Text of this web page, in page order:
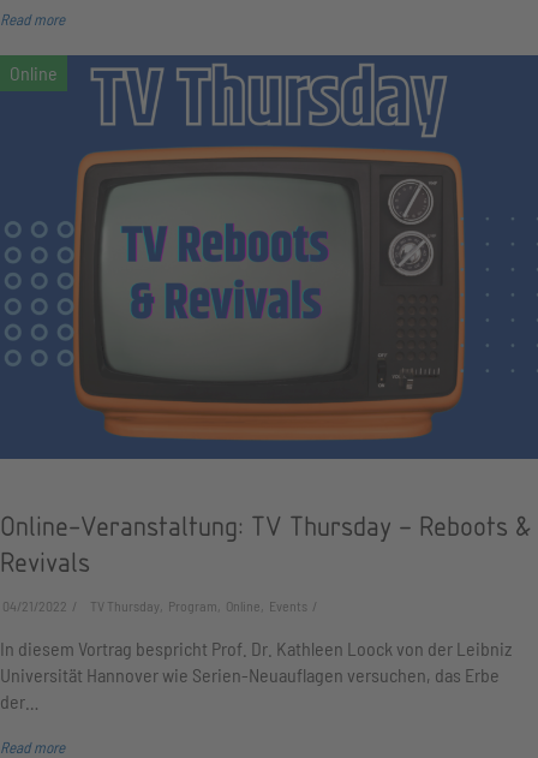
Read more
Online-Veranstaltung: TV Thursday – Reboots &
Revivals
04/21/2022 TV Thursday, Program, Online, Events
In diesem Vortrag bespricht Prof. Dr. Kathleen Loock von der Leibniz
Universität Hannover wie Serien-Neuauflagen versuchen, das Erbe
der…
Read more